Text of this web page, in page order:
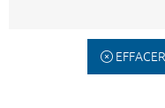
EFFACER